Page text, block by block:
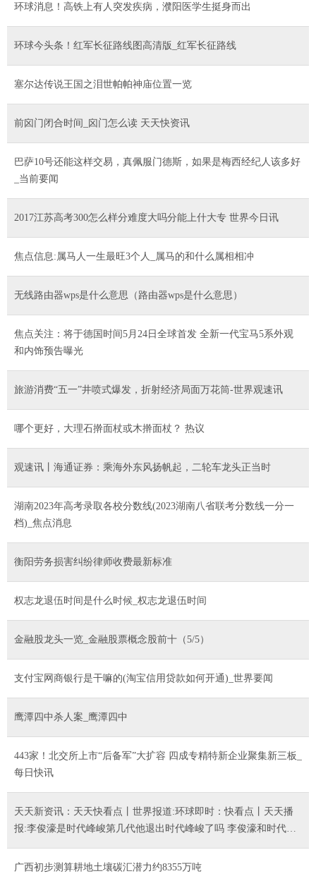
环球消息！高铁上有人突发疾病，濮阳医学生挺身而出
环球今头条！红军长征路线图高清版_红军长征路线
塞尔达传说王国之泪世帕帕神庙位置一览
前囟门闭合时间_囟门怎么读 天天快资讯
巴萨10号还能这样交易，真佩服门德斯，如果是梅西经纪人该多好
_当前要闻
2017江苏高考300怎么样分难度大吗分能上什大专 世界今日讯
焦点信息:属马人一生最旺3个人_属马的和什么属相相冲
无线路由器wps是什么意思（路由器wps是什么意思）
焦点关注：将于德国时间5月24日全球首发 全新一代宝马5系外观
和内饰预告曝光
旅游消费“五一”井喷式爆发，折射经济局面万花筒-世界观速讯
哪个更好，大理石擀面杖或木擀面杖？ 热议
观速讯丨海通证券：乘海外东风扬帆起，二轮车龙头正当时
湖南2023年高考录取各校分数线(2023湖南八省联考分数线一分一
档)_焦点消息
衡阳劳务损害纠纷律师收费最新标准
权志龙退伍时间是什么时候_权志龙退伍时间
金融股龙头一览_金融股票概念股前十（5/5）
支付宝网商银行是干嘛的(淘宝信用贷款如何开通)_世界要闻
鹰潭四中杀人案_鹰潭四中
443家！北交所上市“后备军”大扩容 四成专精特新企业聚集新三板_
每日快讯
天天新资讯：天天快看点丨世界报道:环球即时：快看点丨天天播
报:李俊濠是时代峰峻第几代他退出时代峰峻了吗 李俊濠和时代少
广西初步测算耕地土壤碳汇潜力约8355万吨